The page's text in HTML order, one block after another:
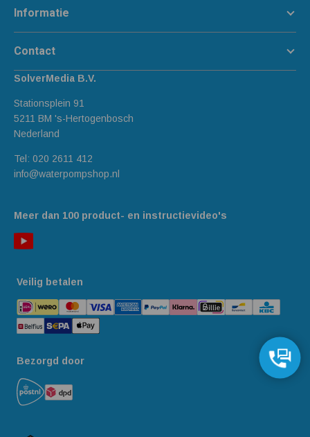
Meer dan 100 product- en instructievideo's
Informatie
Contact
SolverMedia B.V.
Stationsplein 91
5211 BM 's-Hertogenbosch
Nederland
Tel: 020 2611 412
info@waterpompshop.nl
Veilig betalen
Bezorgd door